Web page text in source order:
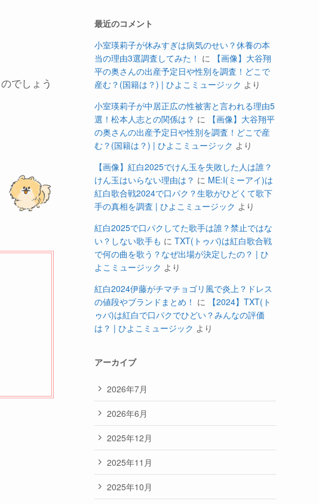
でしょう
最近のコメント
小室瑛莉子が休みすぎは病気のせい？休養の本
当の理由3選調査してみた！ に
【画像】大谷翔
平の奥さんの出産予定日や性別を調査！どこで
産む？(国籍は？) | ひよこミュージック より
小室瑛莉子が中居正広の性被害と言われる理由5
選！松本人志との関係は？ に
【画像】大谷翔平
の奥さんの出産予定日や性別を調査！どこで産
む？(国籍は？) | ひよこミュージック より
【画像】紅白2025でけん玉を失敗した人は誰？
けん玉はいらない理由は？ に ME:I(ミーアイ)は
紅白歌合戦2024で口パク？生歌がひどくて歌下
手の真相を調査 | ひよこミュージック より
紅白2025で口パクしてた歌手は誰？禁止ではな
い？しない歌手も に TXT(トゥバ)は紅白歌合戦
で何の曲を歌う？なぜ出場が決定したの？ | ひ
よこミュージック より
紅白2024伊藤がチマチョゴリ風で炎上？ドレス
の値段やブランドまとめ！ に
【2024】TXT(ト
ゥバ)は紅白で口パクでひどい？みんなの評価
は？ | ひよこミュージック より
アーカイブ
2026年7月
2026年6月
2025年12月
2025年11月
2025年10月